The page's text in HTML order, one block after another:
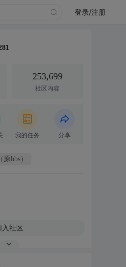
登录/注册
253,699
社区内容
我的任务 分享
bbs）
入社区